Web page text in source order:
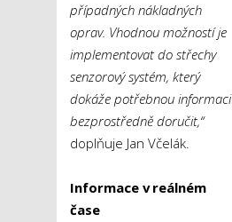
případných nákladných
oprav. Vhodnou možností je
implementovat do střechy
senzorový systém, který
dokáže potřebnou informaci
bezprostředně doručit,“
doplňuje Jan Včelák.
Informace v reálném
čase